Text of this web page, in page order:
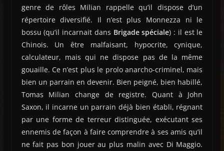
genre de rôles Milian rappelle qu’il dispose d’un
répertoire diversifié. Il n’est plus Monnezza ni le
bossu (qu’il incarnait dans Brigade spéciale) : il est le
Chinois. Un être malfaisant, hypocrite, cynique,
calculateur, mais qui ne dispose pas de la même
gouaille. Ce n’est plus le prolo anarcho-criminel, mais
bien un parrain en devenir. Bien peigné, bien habillé,
Tomas Milian change de registre. Quant à John
Saxon, il incarne un parrain déjà bien établi, régnant
par une forme de terreur distinguée, exécutant ses
ennemis de façon à faire comprendre à ses amis qu’il
ne fait pas bon jouer au plus malin avec Di Maggio.